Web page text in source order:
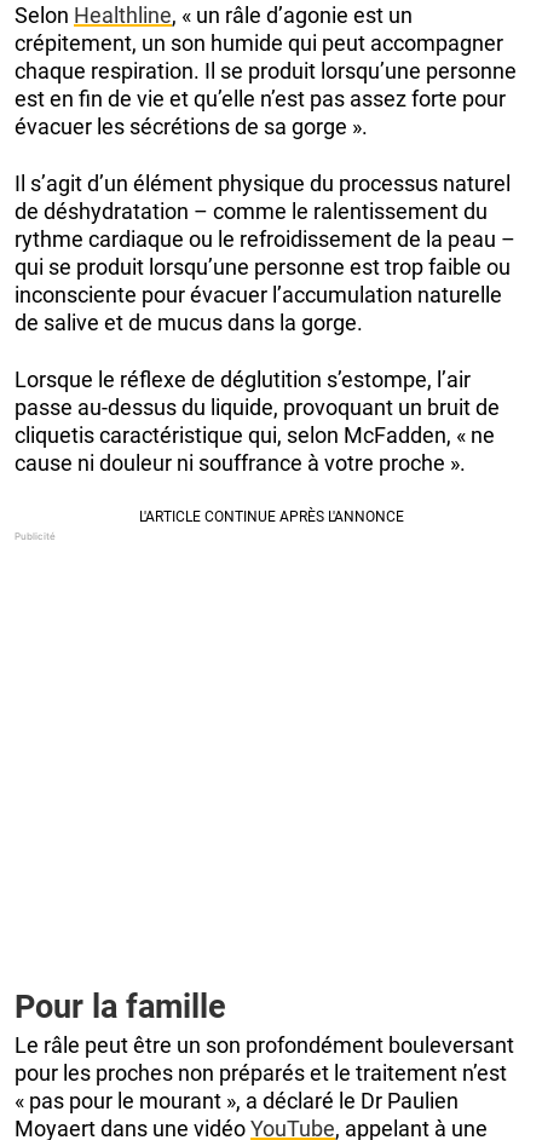
Selon Healthline, « un râle d’agonie est un
crépitement, un son humide qui peut accompagner
chaque respiration. Il se produit lorsqu’une personne
est en fin de vie et qu’elle n’est pas assez forte pour
évacuer les sécrétions de sa gorge ».
Il s’agit d’un élément physique du processus naturel
de déshydratation – comme le ralentissement du
rythme cardiaque ou le refroidissement de la peau –
qui se produit lorsqu’une personne est trop faible ou
inconsciente pour évacuer l’accumulation naturelle
de salive et de mucus dans la gorge.
Lorsque le réflexe de déglutition s’estompe, l’air
passe au-dessus du liquide, provoquant un bruit de
cliquetis caractéristique qui, selon McFadden, « ne
cause ni douleur ni souffrance à votre proche ».
Pour la famille
Le râle peut être un son profondément bouleversant
pour les proches non préparés et le traitement n’est
« pas pour le mourant », a déclaré le Dr Paulien
Moyaert dans une vidéoYouTube, appelant à une